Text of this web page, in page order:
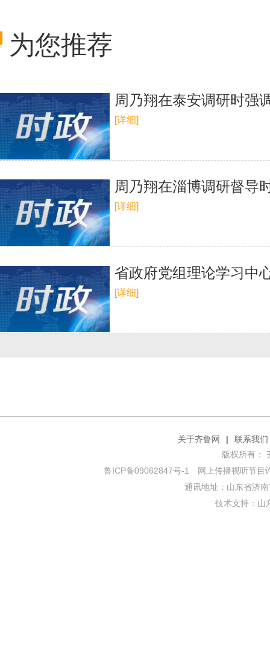
为您推荐
周乃翔在泰安调研时强
[详细]
周乃翔在淄博调研督导
[详细]
省政府党组理论学习中
[详细]
关于齐鲁网 |
联系我们
版权所有：
鲁ICP备09062847号-1
网上传播视听节目
通讯地址：山东省济
技术支持： 山